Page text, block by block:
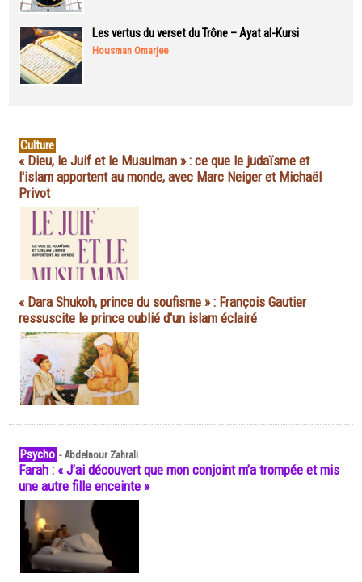
Les vertus du verset du Trône – Ayat al-Kursi
Housman Omarjee
Culture
« Dieu, le Juif et le Musulman » : ce que le judaïsme et
l'islam apportent au monde, avec Marc Neiger et Michaël
Privot
« Dara Shukoh, prince du soufisme » : François Gautier
ressuscite le prince oublié d'un islam éclairé
Psycho -Abdelnour Zahrali
Farah : « J’ai découvert que mon conjoint m’a trompée et mis
une autre fille enceinte »